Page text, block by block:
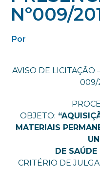
Nº009/
Por
AVISO DE LICITAÇÃO
009/
OBJETO:
MATERIAIS
DE
CRITÉRIO DE